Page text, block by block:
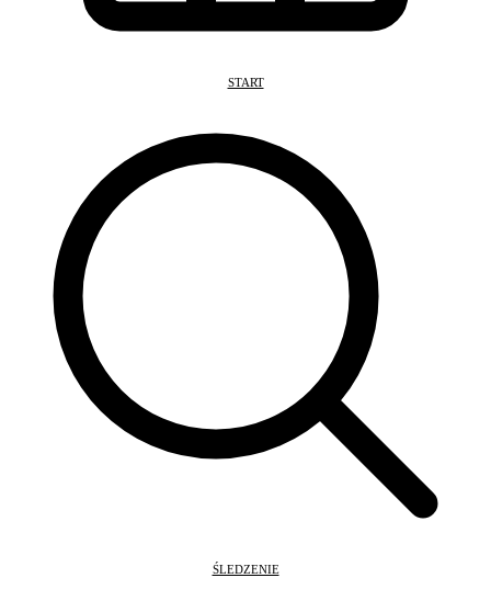
START
ŚLEDZENIE